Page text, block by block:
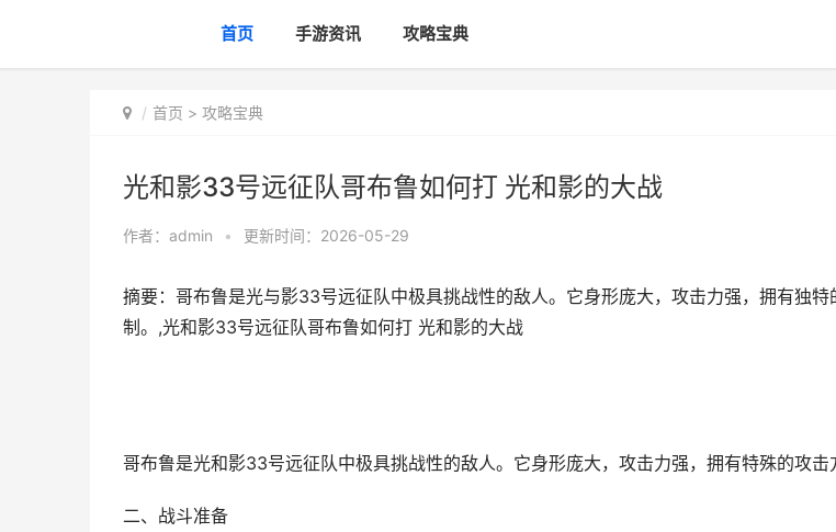
首页 手游资讯 攻略宝典
首页 > 攻略宝典
光和影33号远征队哥布鲁如何打 光和影的大战
作者： admin • 更新时间：2026-05-29
摘要：哥布鲁是光与影33号远征队中极具挑战性的敌人。它身形庞大，攻击力强，拥有独
制。,光和影33号远征队哥布鲁如何打 光和影的大战
哥布鲁是光和影33号远征队中极具挑战性的敌人。它身形庞大，攻击力强，拥有特殊的攻击
二、战斗准备